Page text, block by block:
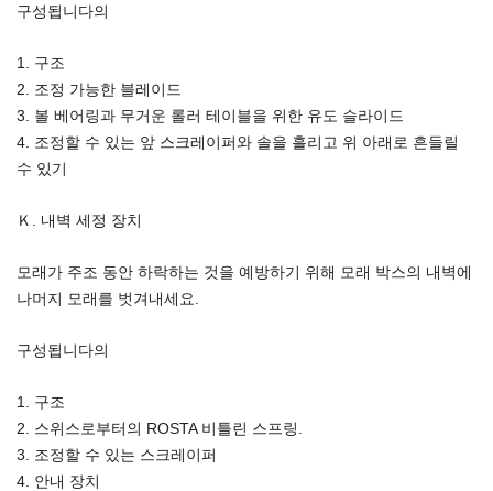
구성됩니다의
1. 구조
2. 조정 가능한 블레이드
3. 볼 베어링과 무거운 롤러 테이블을 위한 유도 슬라이드
4. 조정할 수 있는 앞 스크레이퍼와 솔을 흘리고 위 아래로 흔들릴
수 있기
Ｋ. 내벽 세정 장치
모래가 주조 동안 하락하는 것을 예방하기 위해 모래 박스의 내벽에
나머지 모래를 벗겨내세요.
구성됩니다의
1. 구조
2. 스위스로부터의 ROSTA 비틀린 스프링.
3. 조정할 수 있는 스크레이퍼
4. 안내 장치